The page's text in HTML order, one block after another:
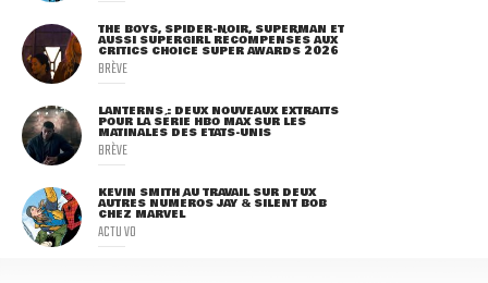
THE BOYS, SPIDER-NOIR, SUPERMAN ET
AUSSI SUPERGIRL RÉCOMPENSÉS AUX
CRITICS CHOICE SUPER AWARDS 2026
BRÈVE
LANTERNS : DEUX NOUVEAUX EXTRAITS
POUR LA SÉRIE HBO MAX SUR LES
MATINALES DES ETATS-UNIS
BRÈVE
KEVIN SMITH AU TRAVAIL SUR DEUX
AUTRES NUMÉROS JAY & SILENT BOB
CHEZ MARVEL
ACTU VO